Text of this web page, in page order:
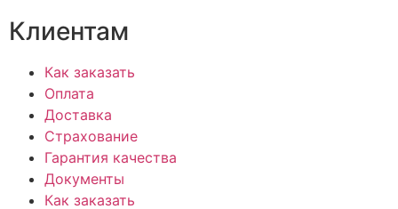
Клиентам
Как заказать
Оплата
Доставка
Страхование
Гарантия качества
Документы
Как заказать